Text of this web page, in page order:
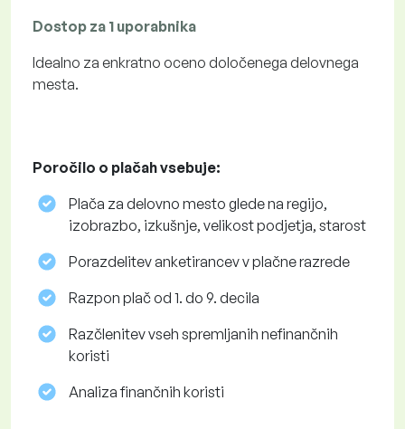
Dostop za 1 uporabnika
Idealno za enkratno oceno določenega delovnega
mesta.
Poročilo o plačah vsebuje:
Plača za delovno mesto glede na regijo,
izobrazbo, izkušnje, velikost podjetja, starost
Porazdelitev anketirancev v plačne razrede
Razpon plač od 1. do 9. decila
Razčlenitev vseh spremljanih nefinančnih
koristi
Analiza finančnih koristi